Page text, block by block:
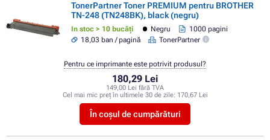
TonerPartner Toner PREMIUM pentru BROTHER
TN-248 (TN248BK), black (negru)
In stoc > 10 bucăți Negru
1000 pagini
18,03 ban / pagină
TonerPartner
180,29 Lei
149,00 Lei fără TVA
Cel mai mic preț în ultimele 30 de zile: 170,67 Lei
În coșul de cumpărături
Pentru ce imprimante este potrivit produsul?